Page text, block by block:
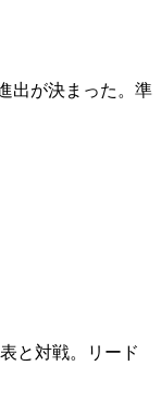
出が決まった。準
と対戦。リード